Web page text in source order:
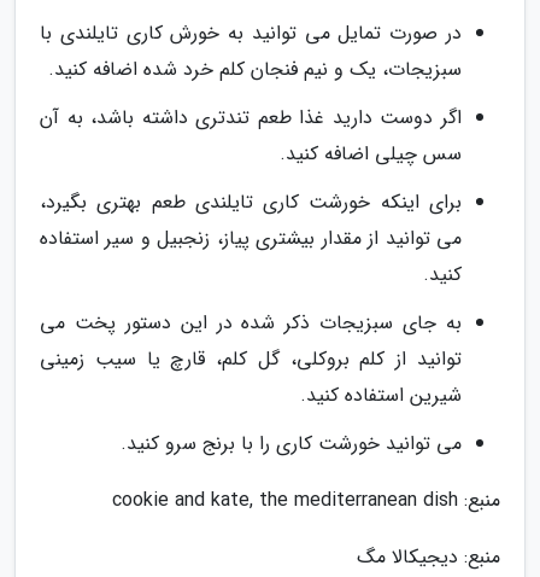
در صورت تمایل می توانید به خورش کاری تایلندی با
سبزیجات، یک و نیم فنجان کلم خرد شده اضافه کنید.
اگر دوست دارید غذا طعم تندتری داشته باشد، به آن
سس چیلی اضافه کنید.
برای اینکه خورشت کاری تایلندی طعم بهتری بگیرد،
می توانید از مقدار بیشتری پیاز، زنجبیل و سیر استفاده
کنید.
به جای سبزیجات ذکر شده در این دستور پخت می
توانید از کلم بروکلی، گل کلم، قارچ یا سیب زمینی
شیرین استفاده کنید.
می توانید خورشت کاری را با برنج سرو کنید.
منبع: cookie and kate, the mediterranean dish
منبع: دیجیکالا مگ